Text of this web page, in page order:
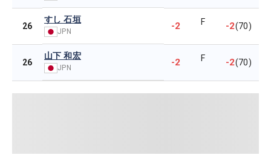
26
すし 石垣
JPN -2 F -2(70)
26
山下 和宏
JPN -2 F -2(70)